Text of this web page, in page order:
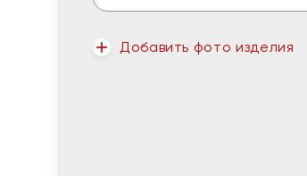
Добавить фото изделия